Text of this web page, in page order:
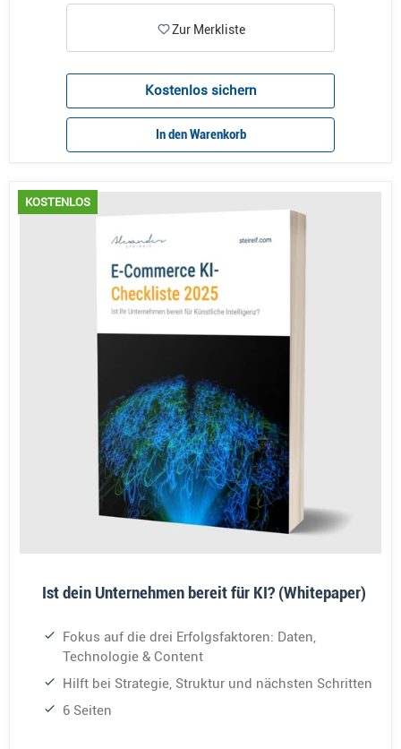
Kostenlos sichern
In den Warenkorb
Zur Merkliste
KOSTENLOS
Ist dein Unternehmen bereit für KI? (Whitepaper)
Fokus auf die drei Erfolgsfaktoren: Daten,
Technologie & Content
Hilft bei Strategie, Struktur und nächsten Schritten
6 Seiten